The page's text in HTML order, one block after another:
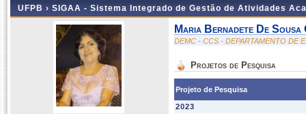
UFPB › SIGAA - Sistema Integrado de Gestão de Atividades
Maria Bernadete De Sousa
DEMC - CCS - DEPARTAMENTO DE
Projetos de Pesquisa
Projeto de Pesquisa
2023